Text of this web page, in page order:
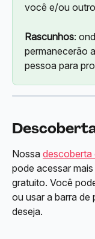
você e/ou
Rascunhos:
permanecerão
pessoa para
Nossa descoberta
pode acessar
gratuito. Você
ou usar a barra de
deseja.